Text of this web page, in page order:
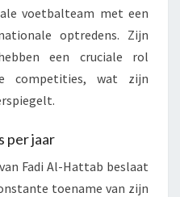
voetbalteam met een
optredens. Zijn
een cruciale rol
competities, wat zijn
per jaar
van Fadi Al-Hattab beslaat
toename van zijn